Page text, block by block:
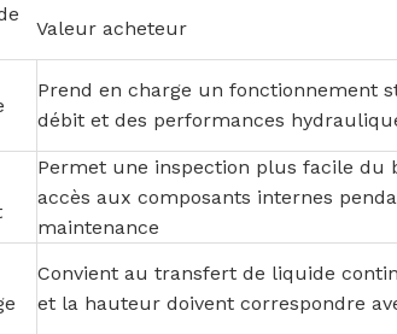
Valeur acheteur
Prend en charge un fonctionnement
débit et des performances
Permet une inspection plus facile du
accès aux composants internes
maintenance
Convient au transfert de liquide
et la hauteur doivent correspondre